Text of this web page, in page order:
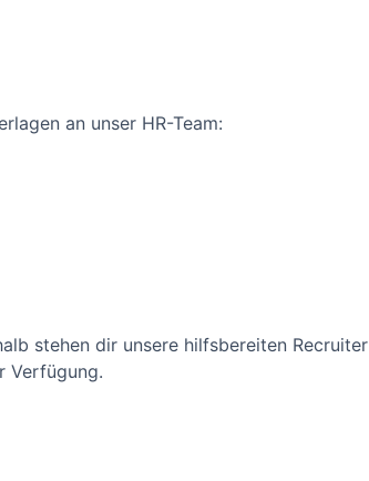
an unser HR-Team:
stehen dir unsere hilfsbereiten Recruiter
Verfügung.